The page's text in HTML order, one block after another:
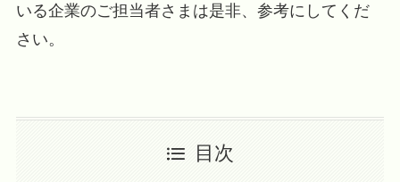
いる企業のご担当者さまは是非、参考にしてくだ
さい。
目次